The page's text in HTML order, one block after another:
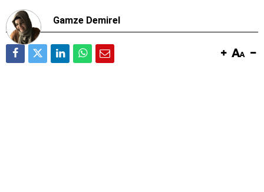
Gamze Demirel